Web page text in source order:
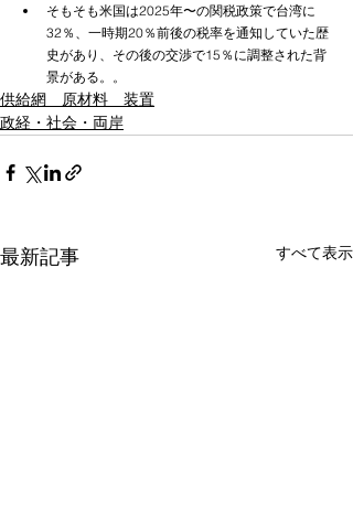
そもそも米国は2025年〜の関税政策で台湾に
32％、一時期20％前後の税率を通知していた歴
史があり、その後の交渉で15％に調整された背
景がある。。
供給網 原材料 装置
政経・社会・両岸
最新記事 すべて表示